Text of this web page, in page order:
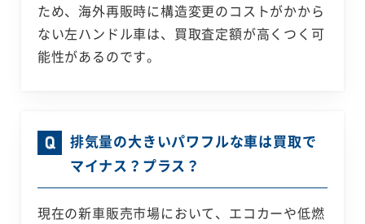
ため、海外再販時に構造変更のコストがかから
ない左ハンドル車は、買取査定額が高くつく可
能性があるのです。
排気量の大きいパワフルな車は買取で
マイナス？プラス？
現在の新車販売市場において、エコカーや低燃